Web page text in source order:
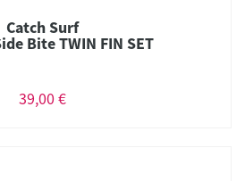
Catch Surf
Bite TWIN FIN SET
39,00 €